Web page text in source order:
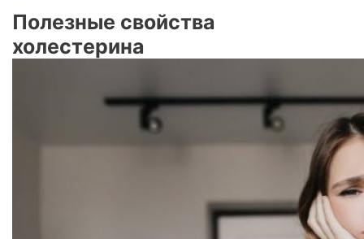
Полезные свойства
холестерина